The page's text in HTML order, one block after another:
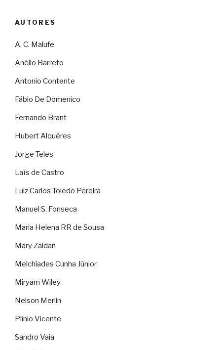
AUTORES
A. C. Malufe
Anélio Barreto
Antonio Contente
Fábio De Domenico
Fernando Brant
Hubert Alquéres
Jorge Teles
Laïs de Castro
Luiz Carlos Toledo Pereira
Manuel S. Fonseca
Maria Helena RR de Sousa
Mary Zaidan
Melchíades Cunha Júnior
Miryam Wiley
Nelson Merlin
Plínio Vicente
Sandro Vaia